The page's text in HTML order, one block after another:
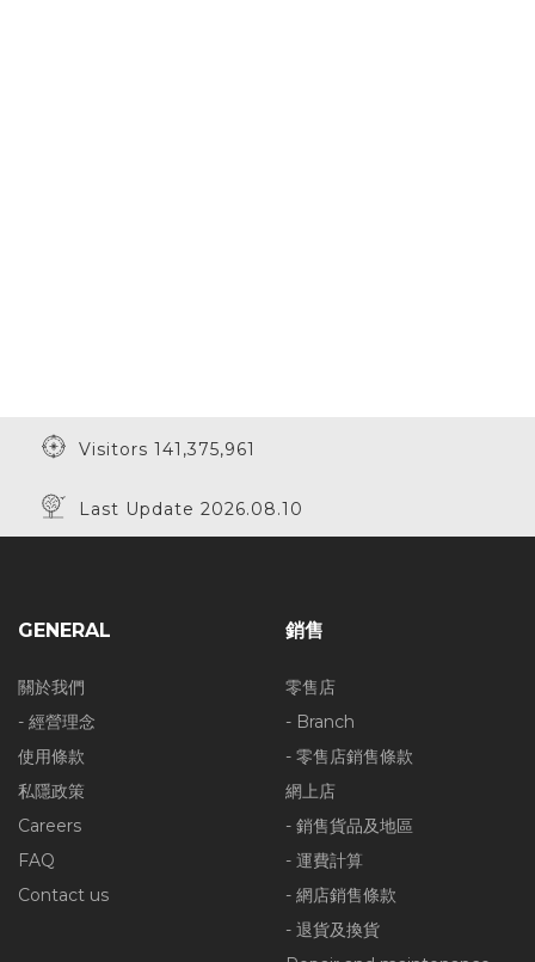
Visitors 141,375,961
Last Update 2026.08.10
GENERAL
關於我們
- 經營理念
使用條款
私隱政策
Careers
FAQ
Contact us
銷售
零售店
- Branch
- 零售店銷售條款
網上店
- 銷售貨品及地區
- 運費計算
- 網店銷售條款
- 退貨及換貨